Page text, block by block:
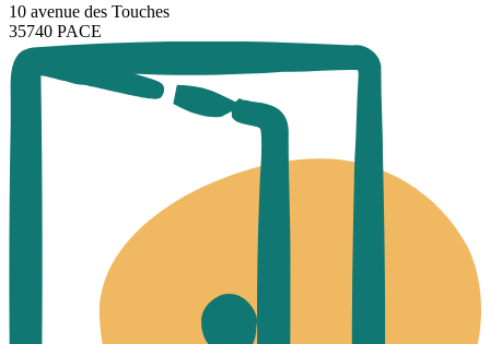
10 avenue des Touches
35740 PACE